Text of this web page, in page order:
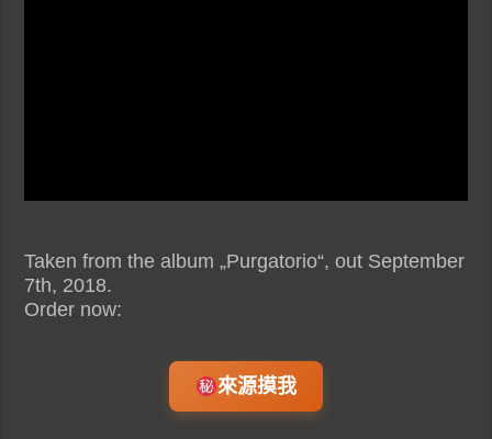
Taken from the album „Purgatorio“, out September
7th, 2018.
Order now:
來源摸我